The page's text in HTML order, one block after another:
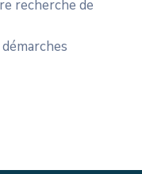
recherche de